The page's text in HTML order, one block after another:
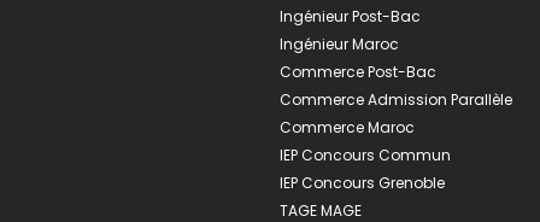
Ingénieur Post-Bac
Ingénieur Maroc
Commerce Post-Bac
Commerce Admission Parallèle
Commerce Maroc
IEP Concours Commun
IEP Concours Grenoble
TAGE MAGE